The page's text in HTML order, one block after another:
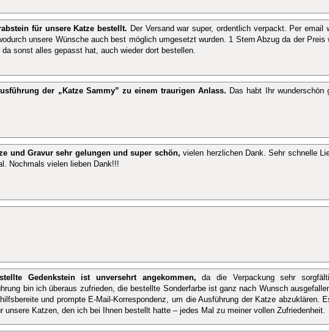
für unsere Katze bestellt. Der Versand war super, ordentlich verpackt. Per email
unsere Wünsche auch best möglich umgesetzt wurden. 1 Stern Abzug da der Preis
sonst alles gepasst hat, auch wieder dort bestellen.
der „Katze Sammy” zu einem traurigen Anlass. Das habt Ihr wunderschön
und Gravur sehr gelungen und super schön, vielen herzlichen Dank. Sehr schnelle
Nochmals vielen lieben Dank!!!
Gedenkstein ist unversehrt angekommen, da die Verpackung sehr
bin ich überaus zufrieden, die bestellte Sonderfarbe ist ganz nach Wunsch
und prompte E-Mail-Korrespondenz, um die Ausführung der Katze abzuklären.
unsere Katzen, den ich bei Ihnen bestellt hatte – jedes Mal zu meiner vollen Zufriedenheit.